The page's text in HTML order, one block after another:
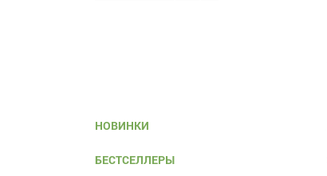
НОВИНКИ
БЕСТСЕЛЛЕРЫ